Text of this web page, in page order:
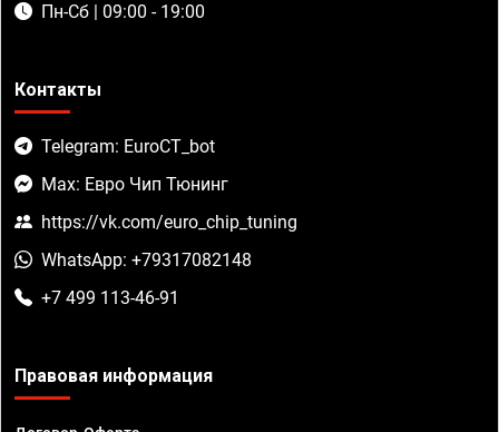
Пн-Сб | 09:00 - 19:00
Контакты
Telegram: EuroCT_bot
Max: Евро Чип Тюнинг
https://vk.com/euro_chip_tuning
WhatsApp: +79317082148
+7 499 113-46-91
Правовая информация